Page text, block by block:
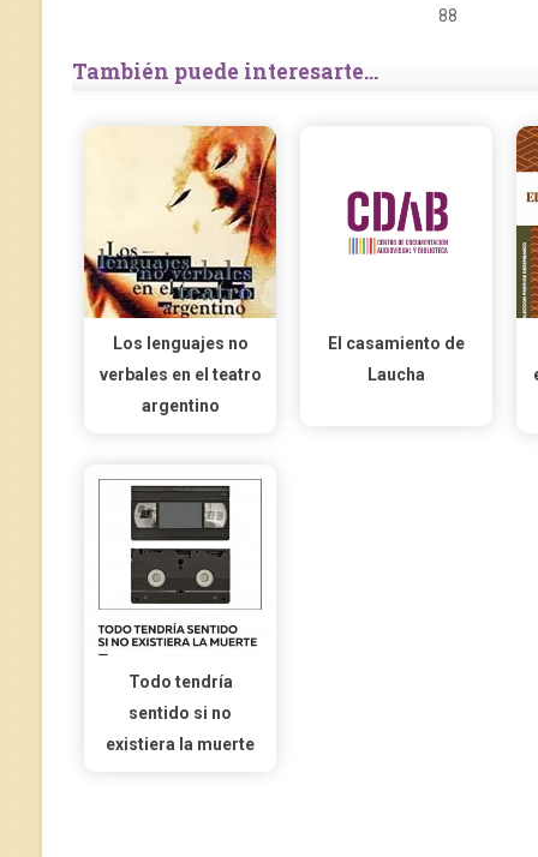
88
También puede interesarte...
Los lenguajes no
verbales en el teatro
argentino
El casamiento de
Laucha
Todo tendría
sentido si no
existiera la muerte